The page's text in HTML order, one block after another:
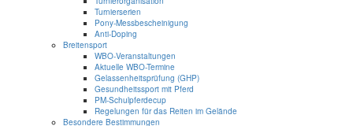
Turnierserien
Pony-Messbescheinigung
Anti-Doping
Breitensport
WBO-Veranstaltungen
Aktuelle WBO-Termine
Gelassenheitsprüfung (GHP)
Gesundheitssport mit Pferd
PM-Schulpferdecup
Regelungen für das Reiten im Gelände
Besondere Bestimmungen